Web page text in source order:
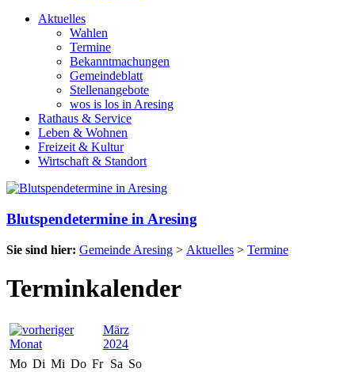
Aktuelles
Wahlen
Termine
Bekanntmachungen
Gemeindeblatt
Stellenangebote
wos is los in Aresing
Rathaus & Service
Leben & Wohnen
Freizeit & Kultur
Wirtschaft & Standort
Blutspendetermine in Aresing
Sie sind hier: Gemeinde Aresing > Aktuelles > Termine
Terminkalender
März
2024
Mo Di Mi Do Fr Sa So